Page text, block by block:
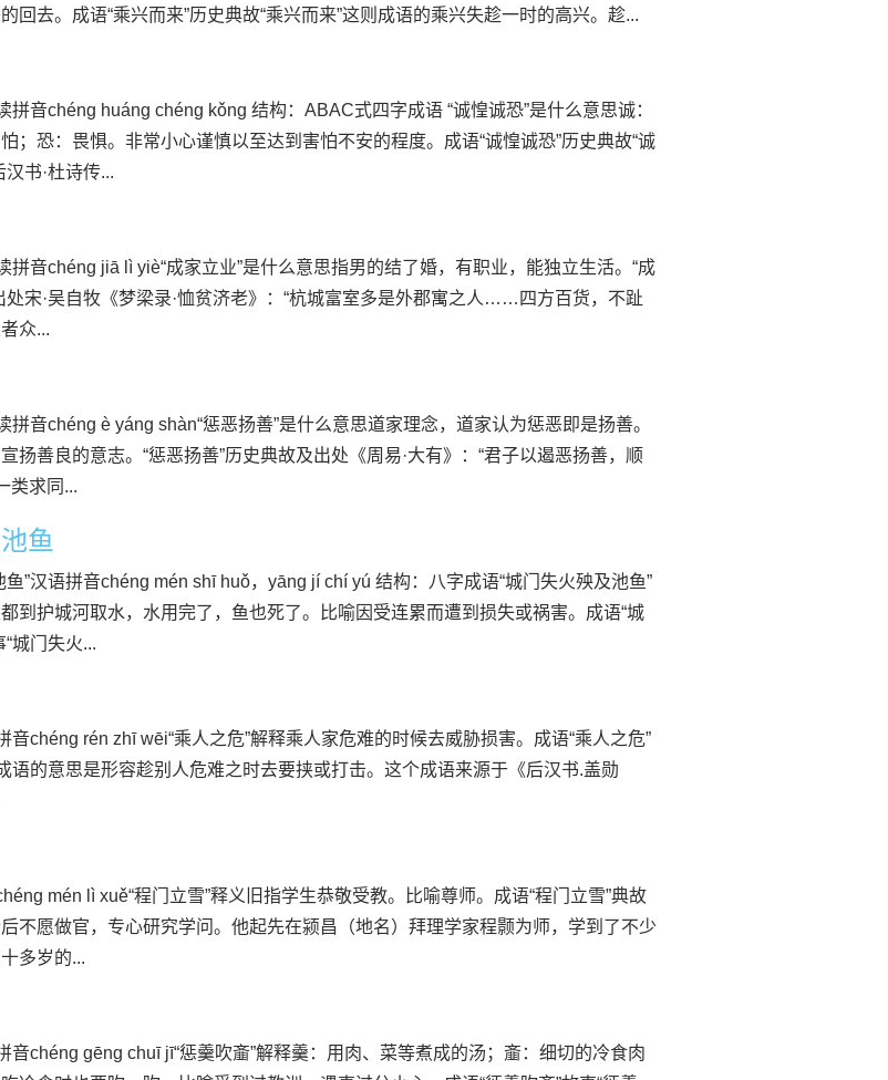
回去。成语“乘兴而来”历史典故“乘兴而来”这则成语的乘兴失趁一时的高兴。趁...
拼音chéng huáng chéng kǒng 结构：ABAC式四字成语 “诚惶诚恐”是什么意思诚：
；恐：畏惧。非常小心谨慎以至达到害怕不安的程度。成语“诚惶诚恐”历史典故“诚
书·杜诗传...
拼音chéng jiā lì yiè“成家立业”是什么意思指男的结了婚，有职业，能独立生活。“成
处宋·吴自牧《梦梁录·恤贫济老》：“杭城富室多是外郡寓之人……四方百货，不趾
众...
拼音chéng è yáng shàn“惩恶扬善”是什么意思道家理念，道家认为惩恶即是扬善。
扬善良的意志。“惩恶扬善”历史典故及出处《周易·大有》：“君子以遏恶扬善，顺
类求同...
鱼
鱼”汉语拼音chéng mén shī huǒ，yāng jí chí yú 结构：八字成语“城门失火殃及池鱼”
到护城河取水，水用完了，鱼也死了。比喻因受连累而遭到损失或祸害。成语“城
城门失火...
音chéng rén zhī wēi“乘人之危”解释乘人家危难的时候去威胁损害。成语“乘人之危”
语的意思是形容趁别人危难之时去要挟或打击。这个成语来源于《后汉书.盖勋
mén lì xuě“程门立雪”释义旧指学生恭敬受教。比喻尊师。成语“程门立雪”典故
不愿做官，专心研究学问。他起先在颍昌（地名）拜理学家程颢为师，学到了不少
多岁的...
音chéng gēng chuī jī“惩羹吹齑”解释羹：用肉、菜等煮成的汤；齑：细切的冷食肉